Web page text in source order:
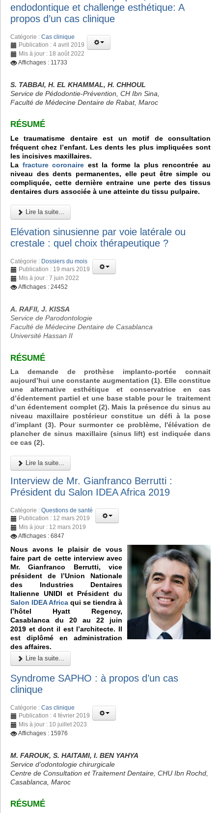
endodontique et challenge esthétique: A
propos d’un cas clinique
Catégorie : Cas clinique
Publication : 4 avril 2019
Mis à jour : 18 août 2022
Affichages : 11733
S. TABBAI, H. EL KHAMMAL, H. CHHOUL
Service de Pédodontie-Prévention, CH Ibn Sina,
Faculté de Médecine Dentaire de Rabat, Maroc
RÉSUMÉ
Le traumatisme dentaire est un motif de consultation
fréquent chez l’enfant. Les dents les plus impliquées sont
les incisives maxillaires.
La fracture coronaire est la forme la plus rencontrée au
niveau des dents permanentes, elle peut être simple ou
compliquée, cette dernière entraine une perte des tissus
dentaires durs associée à une atteinte du tissu pulpaire.
Lire la suite...
Elévation sinusienne par voie latérale ou
crestale : quel choix thérapeutique ?
Catégorie : Dossiers du mois
Publication : 19 mars 2019
Mis à jour : 7 juin 2022
Affichages : 24452
A. RAFII, J. KISSA
Service de Parodontologie
Faculté de Médecine Dentaire de Casablanca
Université Hassan II
RÉSUMÉ
La demande de prothèse implanto-portée connait
aujourd’hui une constante augmentation (1). Elle constitue
une alternative esthétique et conservatrice en cas
d’édentement partiel et une base stable pour le traitement
d’un édentement complet (2). Mais la présence du sinus au
niveau maxillaire postérieur constitue un défi à la pose
d’implant (3). Pour surmonter ce problème, l'élévation de
plancher de sinus maxillaire (sinus lift) est indiquée dans
ce cas (2).
Lire la suite...
Interview de Mr. Gianfranco Berrutti :
Président du Salon IDEA Africa 2019
Catégorie : Questions de santé
Publication : 12 mars 2019
Mis à jour : 12 mars 2019
Affichages : 6847
Nous avons le plaisir de vous
faire part de cette interview avec
Mr. Gianfranco Berrutti, vice
président de l’Union Nationale
des Industries Dentaires
Italienne UNIDI et Président du
Salon IDEA Africa qui se tiendra à
l’hôtel Hyatt Regency,
Casablanca du 20 au 22 juin
2019 et dont il est l’architecte. Il
est diplômé en administration
des affaires.
Lire la suite...
Syndrome SAPHO : à propos d’un cas
clinique
Catégorie : Cas clinique
Publication : 4 février 2019
Mis à jour : 10 juillet 2023
Affichages : 15976
M. FAROUK, S. HAITAMI, I. BEN YAHYA
Service d’odontologie chirurgicale
Centre de Consultation et Traitement Dentaire, CHU Ibn Rochd,
Casablanca, Maroc
RÉSUMÉ